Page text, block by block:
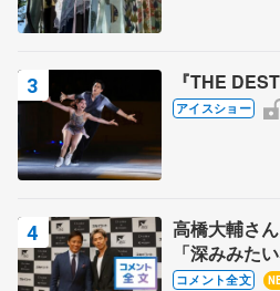
『THE
アイスショー
高橋大輔さ
「深みみた
る？」 〝兄
コメント全文